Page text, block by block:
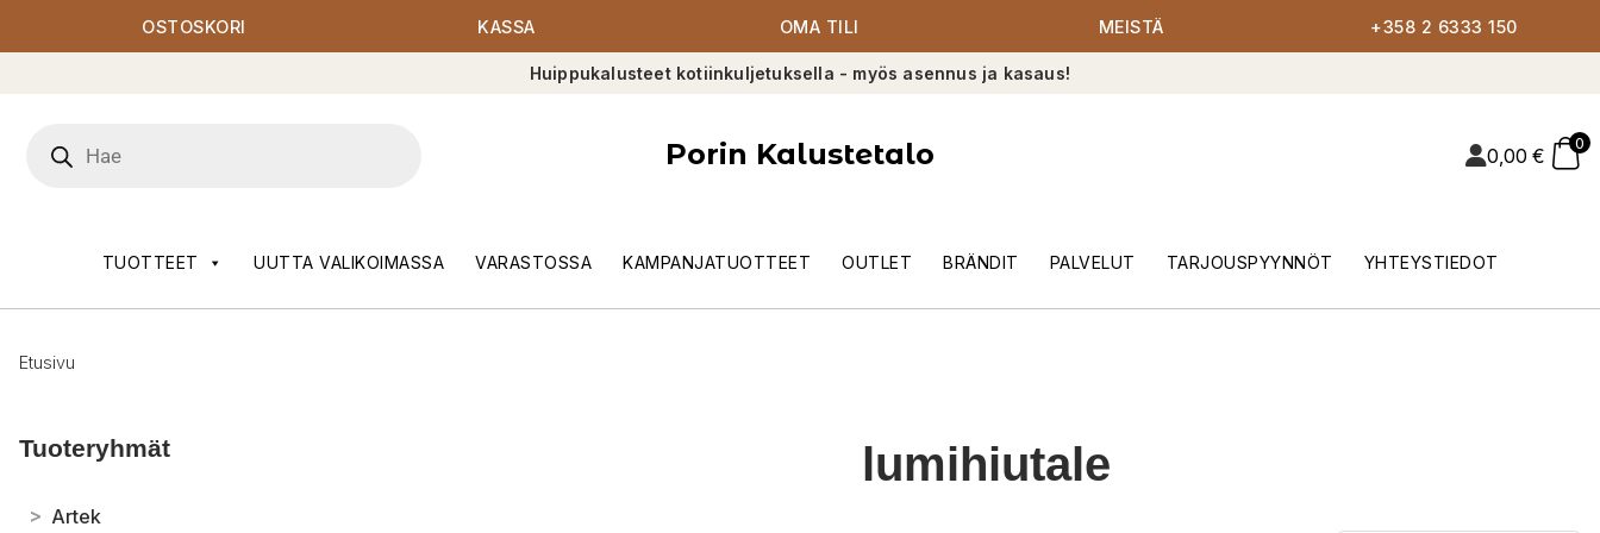
OSTOSKORI KASSA OMA TILI MEISTÄ +358 2 6333 150
Huippukalusteet kotiinkuljetuksella - myös asennus ja kasaus!
search
Porin Kalustetalo 0,00 €
0
TUOTTEET UUTTA VALIKOIMASSA VARASTOSSA KAMPANJATUOTTEET OUTLET BRÄNDIT PALVELUT TARJOUSPYYNNÖT YHTEYSTIEDOT
Etusivu
Tuoteryhmät
> Artek
lumihiutale